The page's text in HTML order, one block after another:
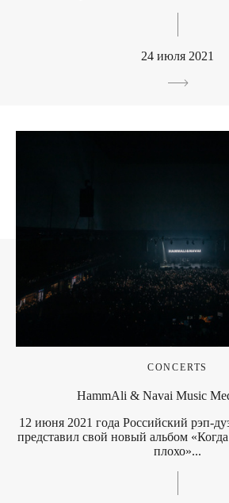
24 июля 2021
CONCERTS
HammAli & Navai Music
12 июня 2021 года Российский рэп-
представил свой новый альбом
плохо»...